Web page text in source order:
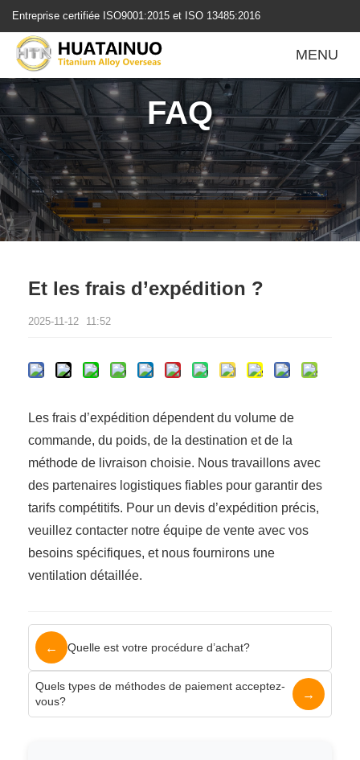
转
容
Entreprise certifiée ISO9001:2015 et ISO 13485:2016
MENU
FAQ
Et les frais d’expédition ?
2025-11-12 11:52
Les frais d’expédition dépendent du volume de
commande, du poids, de la destination et de la
méthode de livraison choisie. Nous travaillons avec
des partenaires logistiques fiables pour garantir des
tarifs compétitifs. Pour un devis d’expédition précis,
veuillez contacter notre équipe de vente avec vos
besoins spécifiques, et nous fournirons une
ventilation détaillée.
← Quelle est votre procédure d’achat?
Quels types de méthodes de paiement acceptez-
vous?
→